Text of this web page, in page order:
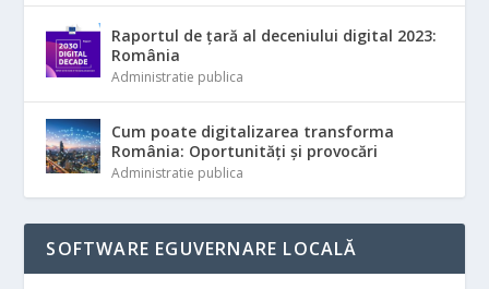
Raportul de țară al deceniului digital 2023:
România
Administratie publica
Cum poate digitalizarea transforma
România: Oportunități și provocări
Administratie publica
SOFTWARE EGUVERNARE LOCALĂ